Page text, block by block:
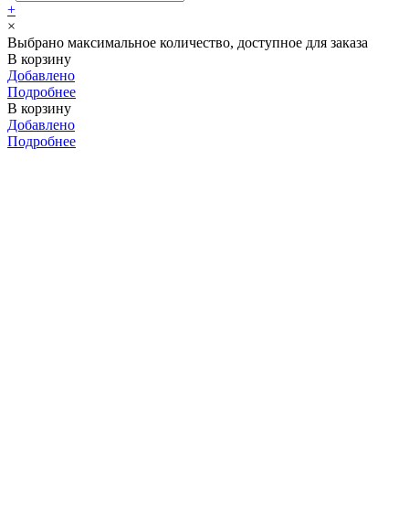
+
×
Выбрано максимальное количество, доступное для заказа
В корзину
Добавлено
Подробнее
В корзину
Добавлено
Подробнее